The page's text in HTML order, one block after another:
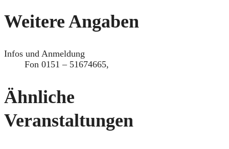
Weitere Angaben
Infos und Anmeldung
Fon 0151 – 51674665,
Ähnliche
Veranstaltungen